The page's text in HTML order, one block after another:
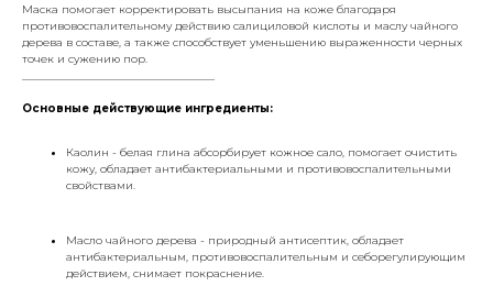
Маска помогает корректировать высыпания на коже благодаря
противовоспалительному действию салициловой кислоты и маслу чайного
дерева в составе, а также способствует уменьшению выраженности черных
точек и сужению пор.
Основные действующие ингредиенты:
Каолин - белая глина абсорбирует кожное сало, помогает очистить
кожу, обладает антибактериальными и противовоспалительными
свойствами.
Масло чайного дерева - природный антисептик, обладает
антибактериальным, противовоспалительным и себорегулирующим
действием, снимает покраснение.